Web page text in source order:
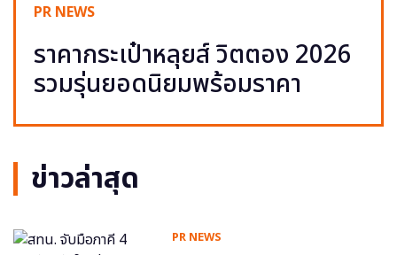
PR NEWS
ราคากระเป๋าหลุยส์ วิตตอง 2026
รวมรุ่นยอดนิยมพร้อมราคา
ข่าวล่าสุด
PR NEWS